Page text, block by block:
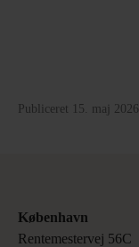
Publiceret 15. maj 2026
København
Rentemestervej 56C